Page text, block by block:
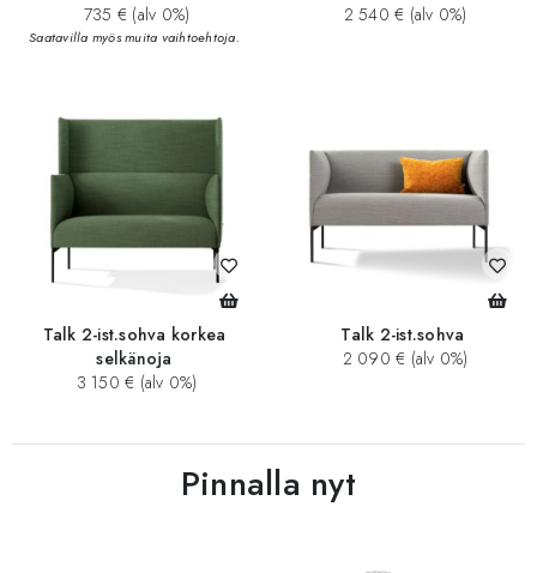
735 € (alv 0%)
Saatavilla myös muita vaihtoehtoja.
2 540 € (alv 0%)
Talk 2-ist.sohva korkea
selkänoja
3 150 € (alv 0%)
Talk 2-ist.sohva
2 090 € (alv 0%)
Pinnalla nyt